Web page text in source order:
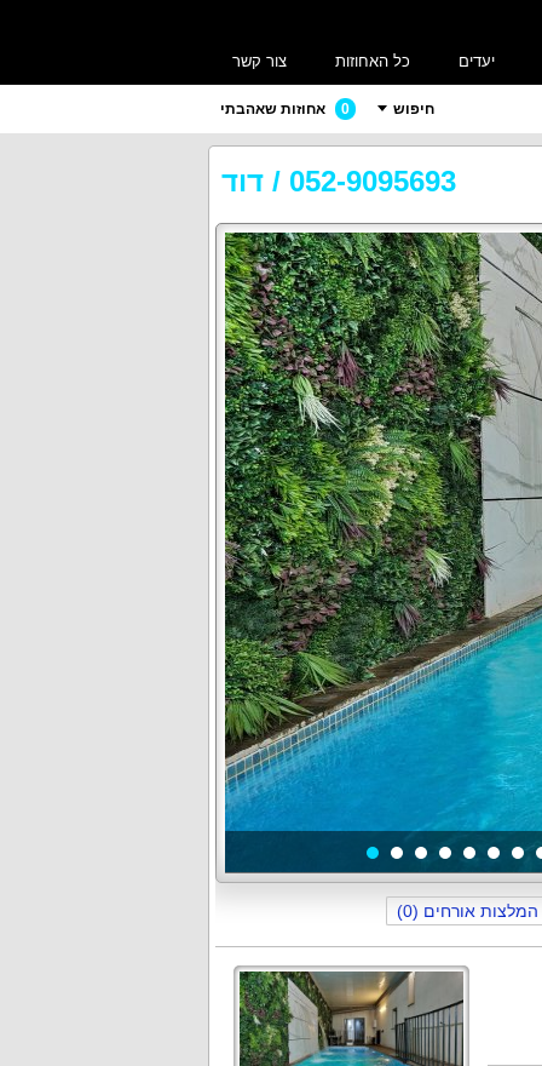
יעדים כל האחוזות צור קשר
0 אחוזות שאהבתי חיפוש
052-9095693
/ דוד
המלצות אורחים (0)